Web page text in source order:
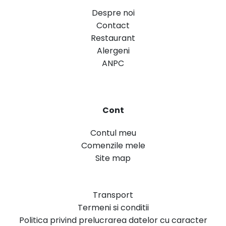
Despre noi
Contact
Restaurant
Alergeni
ANPC
Cont
Contul meu
Comenzile mele
Site map
Transport
Termeni si conditii
Politica privind prelucrarea datelor cu caracter